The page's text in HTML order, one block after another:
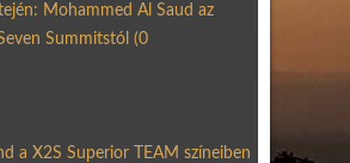
Mohammed Al Saud az
Summitstól (0
a X2S Superior TEAM színeiben